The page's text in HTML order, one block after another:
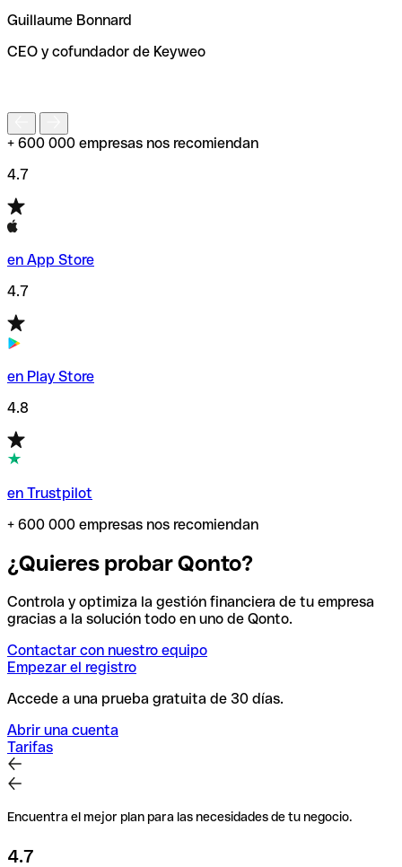
de enviar tu transferencia.
Guillaume Bonnard
CEO y cofundador de Keyweo
+ 600 000 empresas nos recomiendan
4.7
en App Store
4.7
en Play Store
4.8
en Trustpilot
+ 600 000 empresas nos recomiendan
¿Quieres probar Qonto?
Controla y optimiza la gestión financiera de tu empresa
gracias a la solución todo en uno de Qonto.
Contactar con nuestro equipo
Empezar el registro
Accede a una prueba gratuita de 30 días.
Abrir una cuenta
Tarifas
Encuentra el mejor plan para las necesidades de tu negocio.
4.7